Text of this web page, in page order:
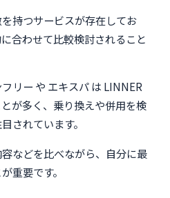
持つサービスが存在してお
合わせて比較検討されること
リー や エキスパ は LINNER
が多く、乗り換えや併用を検
されています。
などを比べながら、自分に最
重要です。